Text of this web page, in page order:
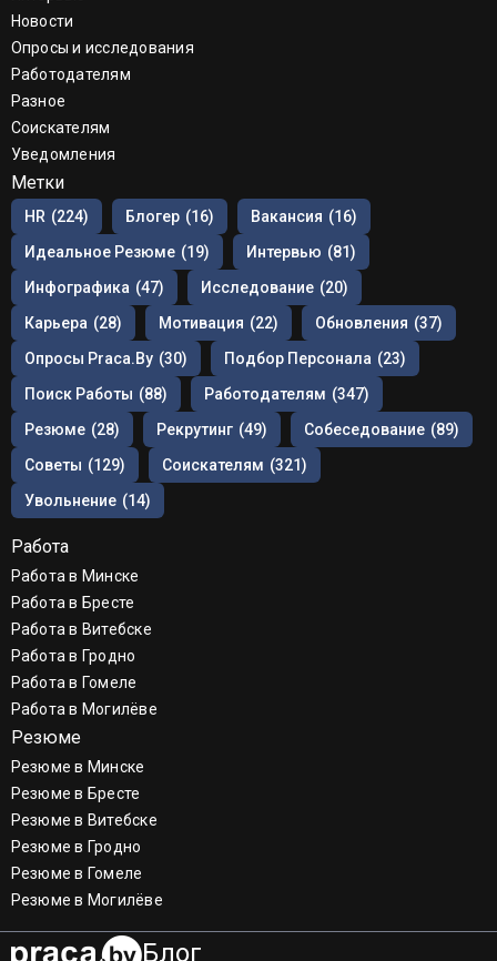
Новости
Опросы и исследования
Работодателям
Разное
Соискателям
Уведомления
Метки
HR (224) Блогер (16) Вакансия (16)
Идеальное Резюме (19) Интервью (81)
Инфографика (47) Исследование (20)
Карьера (28) Мотивация (22) Обновления (37)
Опросы Praca.by (30) Подбор Персонала (23)
Поиск Работы (88) Работодателям (347)
Резюме (28) Рекрутинг (49) Собеседование (89)
Советы (129) Соискателям (321)
Увольнение (14)
Работа
Работа в Минске
Работа в Бресте
Работа в Витебске
Работа в Гродно
Работа в Гомеле
Работа в Могилёве
Резюме
Резюме в Минске
Резюме в Бресте
Резюме в Витебске
Резюме в Гродно
Резюме в Гомеле
Резюме в Могилёве
Блог